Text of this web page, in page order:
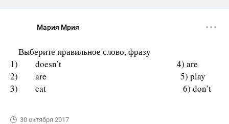
Мария Мрия
Выберите правильное слово, фразу
1) doesn’t 4) are
2) are 5) play
3) eat 6) don’t
30 октября 2017